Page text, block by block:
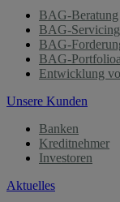
BAG-Beratung
BAG-Servicing
BAG-
BAG-
Entwicklung
Unsere Kunden
Banken
Kreditnehmer
Investoren
Aktuelles